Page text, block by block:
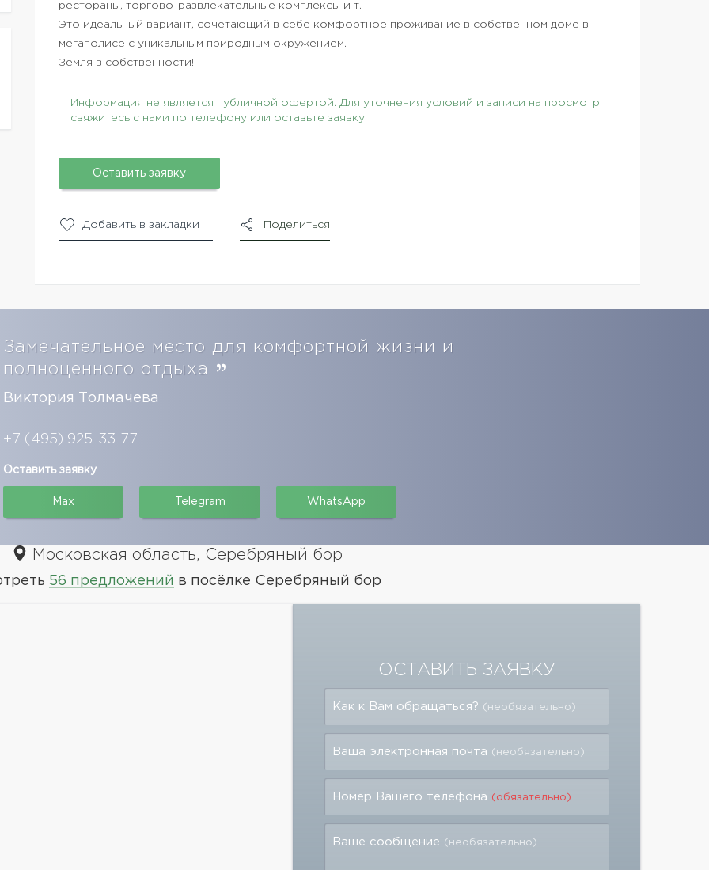
рестораны, торгово-развлекательные комплексы и т.
Это идеальный вариант, сочетающий в себе комфортное проживание в собственном доме в
мегаполисе с уникальным природным окружением.
Земля в собственности!
Информация не является публичной офертой. Для уточнения условий и записи на просмотр
свяжитесь с нами по телефону или оставьте заявку.
Оставить заявку
Добавить в закладки Поделиться
место для комфортной жизни и
полноценного отдыха
Виктория Толмачева
+7 (495) 925-33-77
Оставить заявку
Max Telegram WhatsApp
Московская область, Серебряный бор
56 предложений в посёлке Серебряный бор
ОСТАВИТЬ ЗАЯВКУ
Как к Вам обращаться? (необязательно)
Ваша электронная почта (необязательно)
Номер Вашего телефона (обязательно)
Ваше сообщение (необязательно)